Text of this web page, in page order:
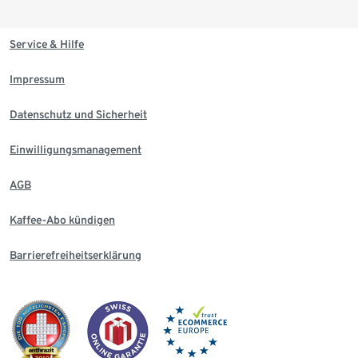
Service & Hilfe
Impressum
Datenschutz und Sicherheit
Einwilligungsmanagement
AGB
Kaffee-Abo kündigen
Barrierefreiheitserklärung